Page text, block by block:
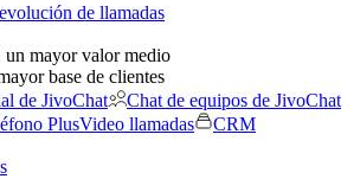
de llamadas
un mayor valor medio
base de clientes
de JivoChat
Chat de equipos de JivoChat
PlusVideo llamadas
CRM